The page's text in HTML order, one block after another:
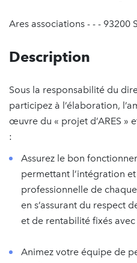
Ares associations - - - 93200
Description
Sous la responsabilité du
participez à l’élaboration,
œuvre du « projet d’ARES »
:
Assurez le bon
permettant l’intégration
professionnelle de
en s’assurant du respect
et de rentabilité fixés
Animez votre équipe de